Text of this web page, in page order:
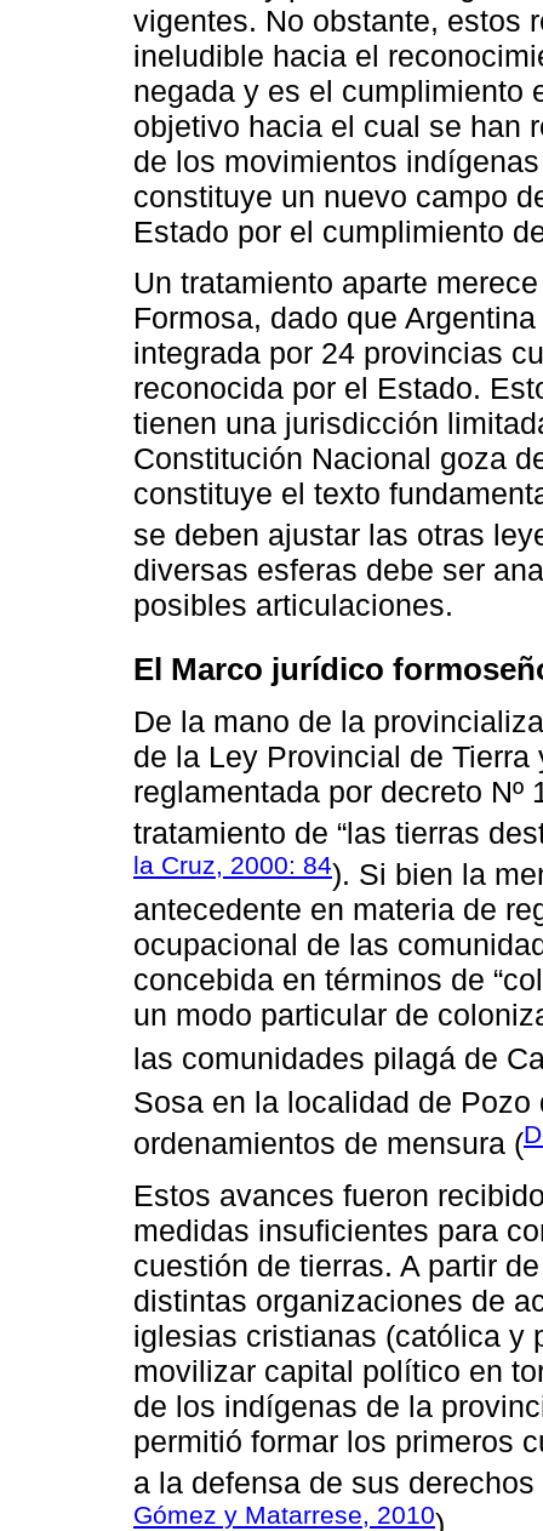
vigentes. No obstante, estos
ineludible hacia el
negada y es el cumplimiento
objetivo hacia el cual se han
de los movimientos
constituye un nuevo campo
Estado por el cumplimiento
Un tratamiento aparte
Formosa, dado que
integrada por 24 provincias
reconocida por el Estado.
tienen una jurisdicción
Constitución Nacional goza
constituye el texto
se deben ajustar las otras
diversas esferas debe ser
posibles articulaciones.
El Marco jurídico
De la mano de la
de la Ley Provincial de Tierra
reglamentada por decreto
tratamiento de “las tierras
la Cruz, 2000: 84). Si bien la
antecedente en materia de
ocupacional de las
concebida en términos de
un modo particular de
las comunidades pilagá de
Sosa en la localidad de Pozo
ordenamientos de mensura (
Estos avances fueron
medidas insuficientes para
cuestión de tierras. A partir
distintas organizaciones de
iglesias cristianas (católica y
movilizar capital político en
de los indígenas de la
permitió formar los primeros
a la defensa de sus
Gómez y Matarrese, 2010).